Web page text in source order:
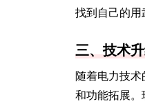
找到自己的用
三、技术
随着电力技
和功能拓展。